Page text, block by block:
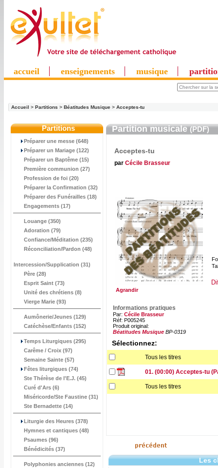
accueil enseignements musique
Accueil > Partitions > Béatitudes Musique > Acceptes-tu
Partitions
Préparer une messe (648)
Préparer un Mariage (122)
Préparer un Baptême (15)
Première communion (27)
Profession de foi (20)
Préparer la Confirmation (32)
Préparer des Funérailles (18)
Engagements (17)
Louange (350)
Adoration (79)
Confiance/Méditation (235)
Réconciliation/Pardon (48)
Intercession/Supplication (31)
Père (28)
Esprit Saint (73)
Unité des chrétiens (8)
Vierge Marie (93)
Aumônerie/Jeunes (129)
Catéchèse/Enfants (152)
Temps Liturgiques (295)
Carême / Croix (97)
Semaine Sainte (57)
Fêtes liturgiques (74)
Ste Thérèse de l'E.J. (45)
Curé d'Ars (6)
Miséricorde/Ste Faustine (31)
Ste Bernadette (14)
Liturgie des Heures (378)
Hymnes et cantiques (48)
Psaumes (96)
Bénédicités (37)
Polyphonies anciennes (12)
Partition musicale(PDF)
Acceptes-tu
par Cécile Brasseur
Agrandir
Informations pratiques
Par: Cécile Brasseur
Réf: P005245
Produit original:
Béatitudes Musique BP-0319
Sélectionnez:
Tous les titres
01. (00:00) Acceptes-tu
Tous les titres
Les